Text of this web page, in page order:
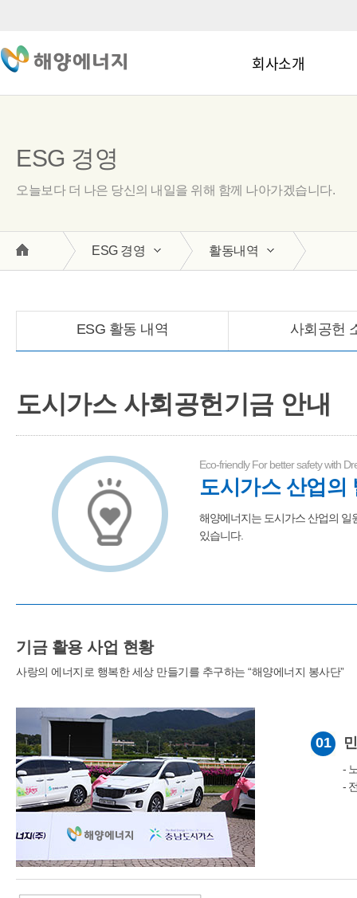
회사소개
ESG 경영
오늘보다 더 나은 당신의 내일을 위해 함께 나아가겠습니다.
ESG 경영 활동내역
ESG 활동 내역 사회공헌
도시가스 사회공헌기금 안내
Eco-friendly For better safety with
도시가스 산업의
해양에너지는 도시가스 산업의 일
있습니다.
기금 활용 사업 현황
사랑의 에너지로 행복한 세상 만들기를 추구하는 “해양에너지 봉사단”
01
-
-